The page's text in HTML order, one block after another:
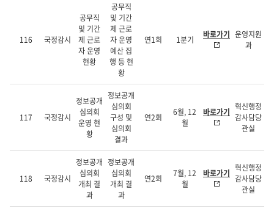
116 국정감시
공무직
및 기간
제 근로
자 운영
현황
공무직
및 기간
제 근로
자 운영
예산 집
행 등 현
황
연1회 1분기 바로가기 운영지원
과
117 국정감시
정보공개
심의회
운영 현
황
정보공개
심의회
구성 및
심의회
결과
연2회
6월, 12
월
바로가기 혁신행정
감사담당
관실
118 국정감시
정보공개
심의회
개최 결
과
정보공개
심의회
개최 결
과
연2회
7월, 12
월
바로가기 혁신행정
감사담당
관실